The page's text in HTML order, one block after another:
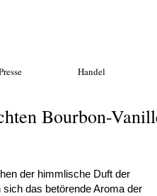
Handel
Bourbon-
der himmlische Duft der
das betörende Aroma der